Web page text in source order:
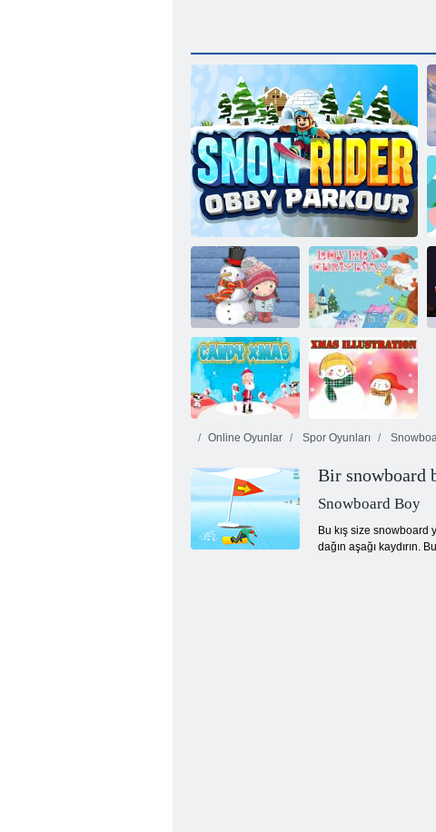
Snow Rider Obby Parkur
Kış Yapboz Sevimli Noel
Noel Baba Noel Çizim
Online Oyunlar Spor Oyunları
Bir snowboard
Snowboard Boy
Bu kış size snowboard
dağın aşağı kaydırın.